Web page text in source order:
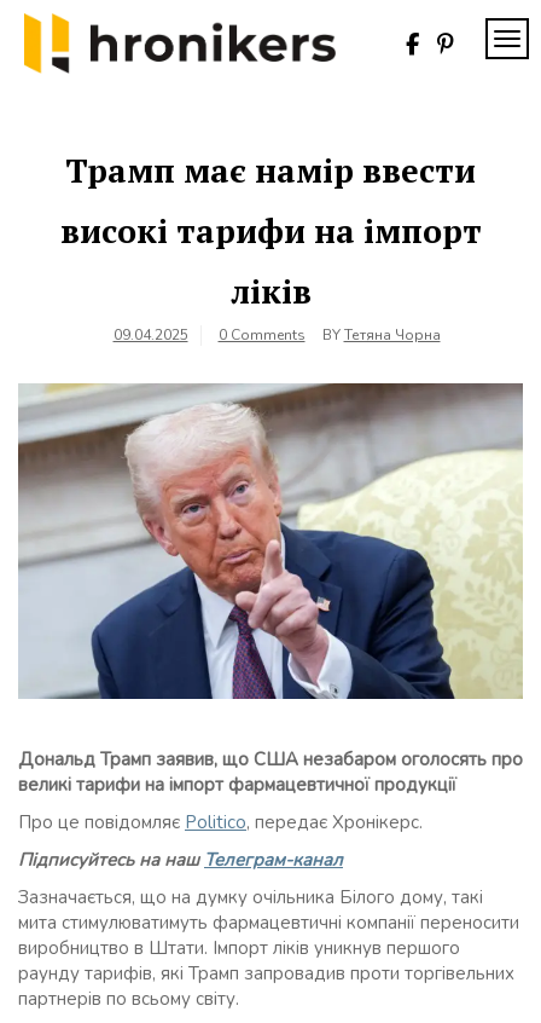
Skip
content
Трамп має намір ввести
високі тарифи на імпорт
ліків
09.04.2025 0 Comments BYТетяна Чорна
Дональд Трамп заявив, що США незабаром оголосять про
великі тарифи на імпорт фармацевтичної продукції
Про це повідомляє Politico, передає Хронікерс.
Підписуйтесь на наш Телеграм-канал
Зазначається, що на думку очільника Білого дому, такі
мита стимулюватимуть фармацевтичні компанії переносити
виробництво в Штати. Імпорт ліків уникнув першого
раунду тарифів, які Трамп запровадив проти торгівельних
партнерів по всьому світу.